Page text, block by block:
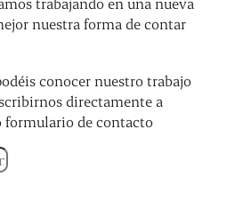
nuestra forma de contar
conocer nuestro trabajo
directamente a
formulario de contacto